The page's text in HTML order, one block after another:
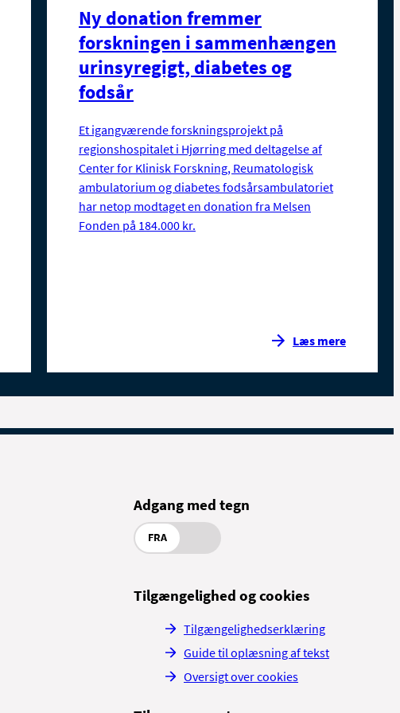
Ny donation fremmer
forskningen i sammenhængen
urinsyregigt, diabetes og
fodsår
Et igangværende forskningsprojekt på
regionshospitalet i Hjørring med deltagelse af
Center for Klinisk Forskning, Reumatologisk
ambulatorium og diabetes fodsårsambulatoriet
har netop modtaget en donation fra Melsen
Fonden på 184.000 kr.
Læs mere
Adgang med tegn
FRA
Tilgængelighed og cookies
Tilgængelighedserklæring
Guide til oplæsning af tekst
Oversigt over cookies